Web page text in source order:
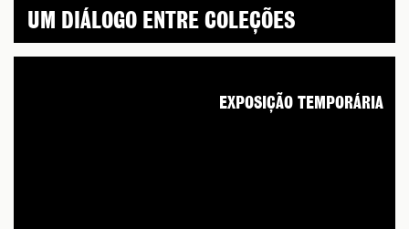
UM DIÁLOGO ENTRE COLEÇÕES
EXPOSIÇÃO TEMPORÁRIA